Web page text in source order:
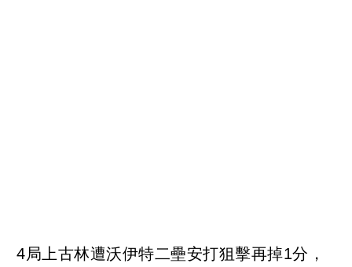
4局上古林遭沃伊特二壘安打狙擊再掉1分，